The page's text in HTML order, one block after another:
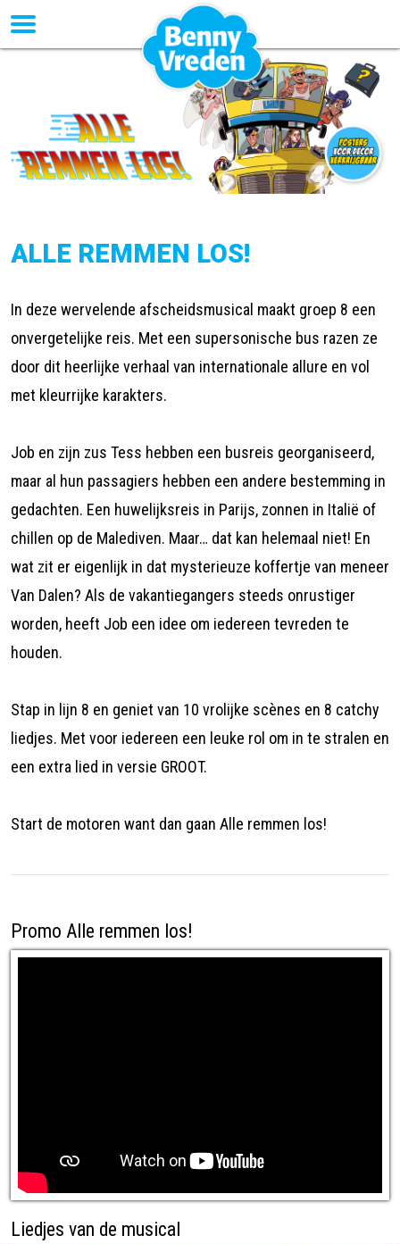
ALLE REMMEN LOS!
In deze wervelende afscheidsmusical maakt groep 8 een
onvergetelijke reis. Met een supersonische bus razen ze
door dit heerlijke verhaal van internationale allure en vol
met kleurrijke karakters.
Job en zijn zus Tess hebben een busreis georganiseerd,
maar al hun passagiers hebben een andere bestemming in
gedachten. Een huwelijksreis in Parijs, zonnen in Italië of
chillen op de Malediven. Maar… dat kan helemaal niet! En
wat zit er eigenlijk in dat mysterieuze koffertje van meneer
Van Dalen? Als de vakantiegangers steeds onrustiger
worden, heeft Job een idee om iedereen tevreden te
houden.
Stap in lijn 8 en geniet van 10 vrolijke scènes en 8 catchy
liedjes. Met voor iedereen een leuke rol om in te stralen en
een extra lied in versie GROOT.
Start de motoren want dan gaan Alle remmen los!
Promo Alle remmen los!
Liedjes van de musical